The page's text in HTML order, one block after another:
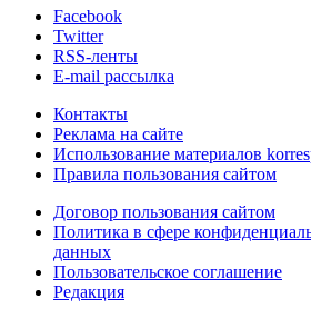
Facebook
Twitter
RSS-ленты
E-mail рассылка
Контакты
Реклама на сайте
Использование материалов
Правила пользования сайтом
Договор пользования сайтом
Политика в сфере
данных
Пользовательское соглашение
Редакция